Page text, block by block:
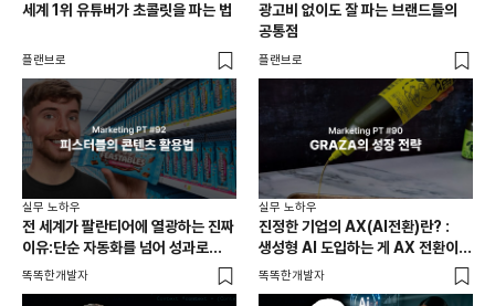
세계 1위 유튜버가 초콜릿을 파는 법
플랜브로
광고비 없이도 잘 파는 브랜드들의
공통점
플랜브로
실무 노하우
전 세계가 팔란티어에 열광하는 진짜
이유:단순 자동화를 넘어 성과로
증명하는 AI 활용법
똑똑한개발자
실무 노하우
진정한 기업의 AX(AI전환)란? :
생성형 AI 도입하는 게 AX 전환이
아닙니다.
똑똑한개발자